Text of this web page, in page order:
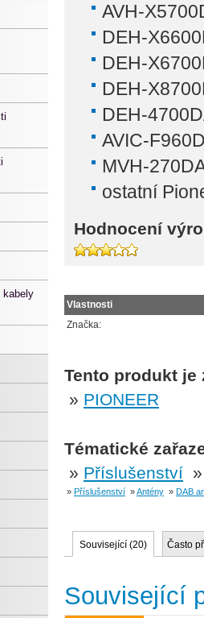
kabely
AVH-
DEH-
DEH-
DEH-
DEH-
AVIC-
MVH-
ostatní
Hodnocení
Vlastnosti
Značka:
Tento produkt je
» PIONEER
Tématické
» Příslušenství
» Příslušenství »Antény » DAB
Související (20) Často
Související